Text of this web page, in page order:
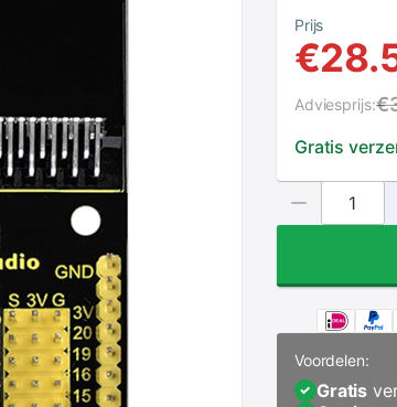
Prijs
Gratis
Adviesprijs:
Voordelen:
Gratis